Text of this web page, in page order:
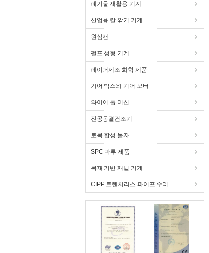
폐기물 재활용 기계
산업용 칼 깎기 기계
원심팬
펄프 성형 기계
페이퍼제조 화학 제품
기어 박스와 기어 모터
와이어 톱 머신
진공동결건조기
토목 합성 물자
SPC 마루 제품
목재 기반 패널 기계
CIPP 트렌치리스 파이프 수리